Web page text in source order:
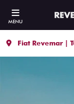
MENU
Fiat Revemar |